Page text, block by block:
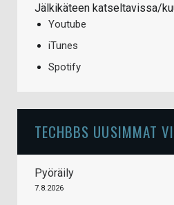
Jälkikäteen katseltavissa/
Youtube
iTunes
Spotify
TECHBBS UUSIMMAT
Pyöräily
7.8.2026